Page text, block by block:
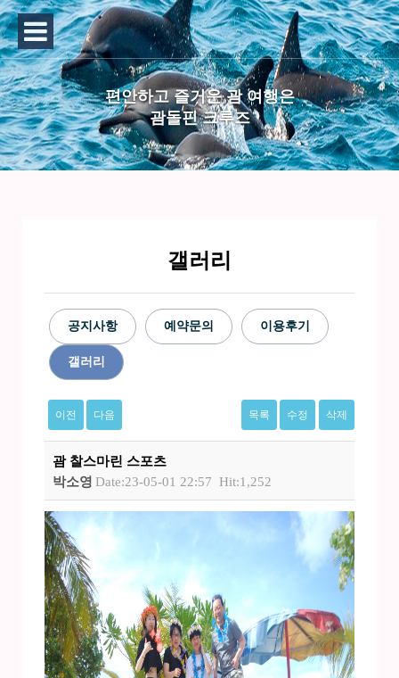
편안하고 즐거운 괌 여행은
괌돌핀 크루즈
갤러리
공지사항 예약문의 이용후기
갤러리
이전 다음 목록 수정 삭제
괌 찰스마린 스포츠
박소영 Date:23-05-01 22:57 Hit:1,252